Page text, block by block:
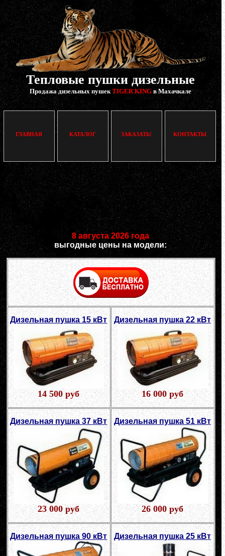
Тепловые пушки дизельные
Продажа дизельных пушекTIGER KINGв Махачкале
ГЛАВНАЯ КАТАЛОГ ЗАКАЗАТЬ! КОНТАКТЫ
8 августа 2026 года
выгодные цены на модели:
Дизельная пушка 15 кВт
14 500 руб
Дизельная пушка 22 кВт
16 000 руб
Дизельная пушка 37 кВт
23 000 руб
Дизельная пушка 51 кВт
26 000 руб
Дизельная пушка 90 кВт Дизельная пушка 25 кВт